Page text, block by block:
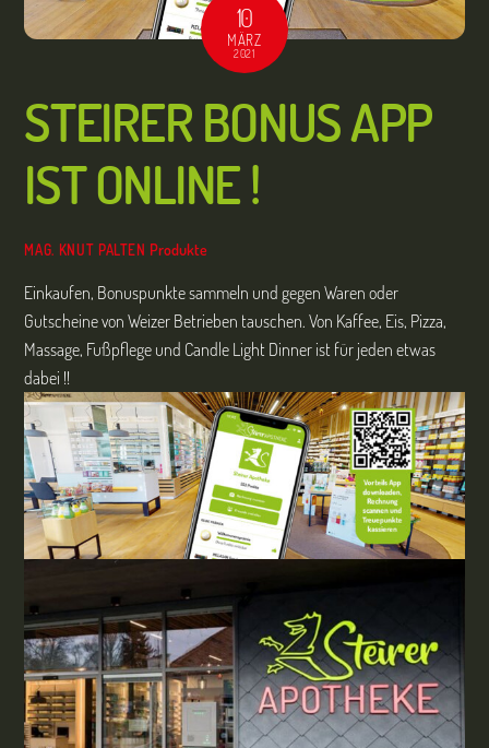
10
MÄRZ
2021
STEIRER BONUS APP
IST ONLINE !
MAG. KNUT PALTEN Produkte
Einkaufen, Bonuspunkte sammeln und gegen Waren oder
Gutscheine von Weizer Betrieben tauschen. Von Kaffee, Eis, Pizza,
Massage, Fußpflege und Candle Light Dinner ist für jeden etwas
dabei !!